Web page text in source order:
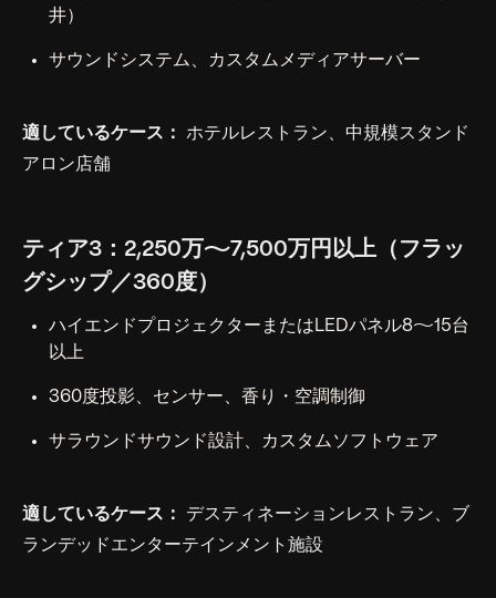
井）
サウンドシステム、カスタムメディアサーバー
適しているケース：
ホテルレストラン、中規模スタンド
アロン店舗
ティア3：2,250万〜7,500万円以上（フラッ
グシップ／360度）
ハイエンドプロジェクターまたはLEDパネル8〜15台
以上
360度投影、センサー、香り・空調制御
サラウンドサウンド設計、カスタムソフトウェア
適しているケース：
デスティネーションレストラン、ブ
ランデッドエンターテインメント施設